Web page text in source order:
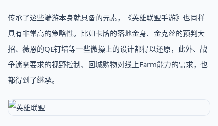
传承了这些端游本身就具备的元素，《英雄联盟手游》也同样
具有非常高的策略性。比如卡牌的落地金身、金克丝的预判大
招、薇恩的QE钉墙等一些微操上的设计都得以还原，此外、战
争迷雾要求的视野控制、回城购物对线上Farm能力的需求，也
都得到了继承。